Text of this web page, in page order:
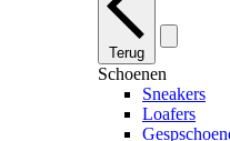
Terug
Schoenen
Sneakers
Loafers